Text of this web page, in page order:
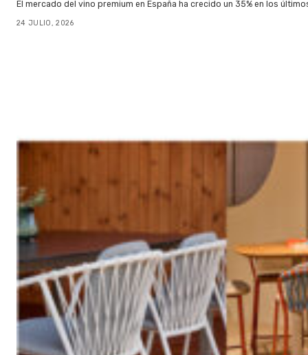
El mercado del vino premium en España ha crecido un 35% en los
24 JULIO, 2026